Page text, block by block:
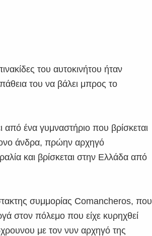
του αυτοκινήτου ήταν
του να βάλει μπρος το
από ένα γυμναστήριο που βρίσκεται
άνδρα, πρώην αρχηγό
και βρίσκεται στην Ελλάδα από
συμμορίας Comancheros, που
στον πόλεμο που είχε κυρηχθεί
με τον νυν αρχηγό της